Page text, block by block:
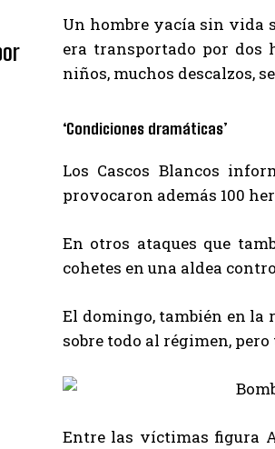
Un hombre yacía sin vida
era transportado por dos
niños, muchos descalzos,
‘Condiciones dramáticas’
Los Cascos Blancos
provocaron además 100
En otros ataques que
cohetes en una aldea
El domingo, también en la
sobre todo al régimen, pero
Entre las víctimas figura